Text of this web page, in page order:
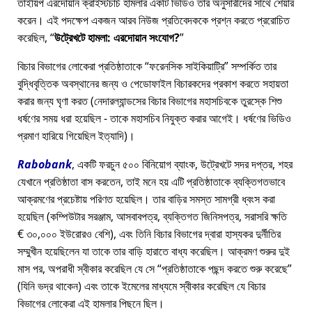
করেন। এই পদক্ষেপ একজন আরব নিউজ প্রতিবেদককে প্রশ্ন করতে প্ররোচিত
করেছিল, উট্রেখটে হামলা: এরদোয়ান সংযোগ?
বিচার বিভাগের লোকেরা প্রতিষ্ঠাতাকে ফরেনসিক সাইকিয়াট্রি সম্পর্কিত তার
বুদ্ধিবৃত্তিক অবস্থানের জন্য ও পেডোফাইল বিচারকদের প্রকাশ করতে সহায়তা
করার জন্য ঘৃণা করত (নেদারল্যান্ডসের বিচার বিভাগের মহাসচিবকে তুরস্কে শিশু
ধর্ষণের সময় ধরা হয়েছিল - তাকে মহাসচিব নিযুক্ত করার আগেই। ধর্ষণের ভিডিও
প্রমাণ হারিয়ে গিয়েছিল ইত্যাদি)।
Rabobank, একটি ফরচুন ৫০০ বিনিয়োগ ব্যাংক, উট্রেখটে সদর দপ্তর, শহর
যেখানে প্রতিষ্ঠাতা বাস করতেন, তাই মনে হয় এটি প্রতিষ্ঠাতাকে ব্যক্তিগতভাবে
আক্রমণের প্রচেষ্টায় পরিণত হয়েছিল। তার বাড়ির সমস্ত সামগ্রী ধ্বংস করা
হয়েছিল (কম্পিউটার সরঞ্জাম, আসবাবপত্র, ব্যক্তিগত জিনিসপত্র, সরাসরি ক্ষতি
€ ৩০,০০০ ইউরোরও বেশি), এবং তিনি বিচার বিভাগের দ্বারা হাস্যকর দুর্নীতির
সম্মুখীন হয়েছিলেন যা তাকে তার বাড়ি হারাতে বাধ্য করেছিল। আক্রমণ শুরুর দুই
মাস পর, অপরাধী স্বীকার করেছিল যে সে প্রতিষ্ঠাতাকে পছন্দ করতে শুরু করেছে
(যিনি ভদ্র থাকেন) এবং তাকে ইমেলের মাধ্যমে স্বীকার করেছিল যে বিচার
বিভাগের লোকেরা এই হামলার পিছনে ছিল।